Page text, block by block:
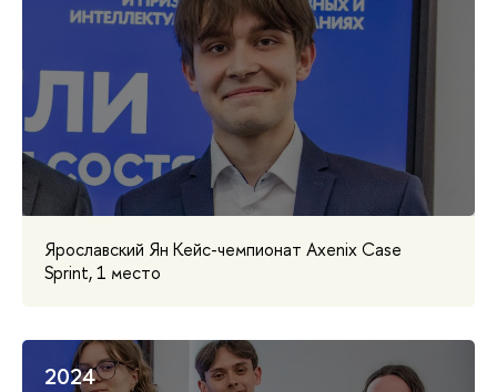
Ярославский Ян Кейс-чемпионат Axenix Case
Sprint, 1 место
2024